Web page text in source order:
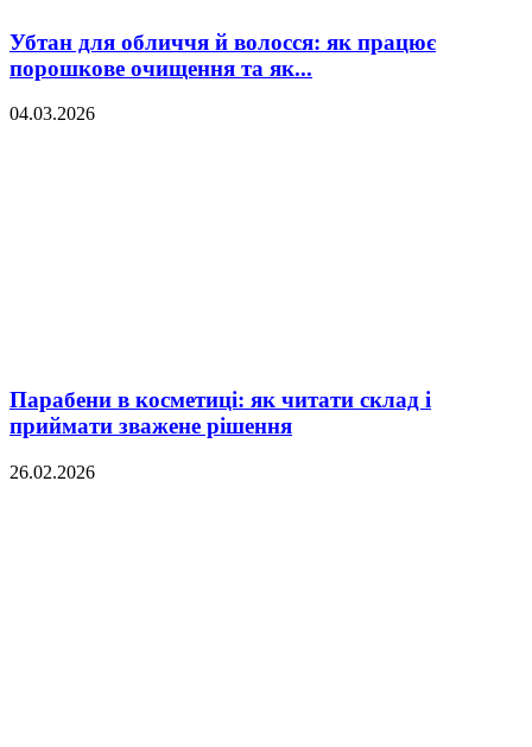
Убтан для обличчя й волосся: як працює
порошкове очищення та як...
04.03.2026
Парабени в косметиці: як читати склад і
приймати зважене рішення
26.02.2026